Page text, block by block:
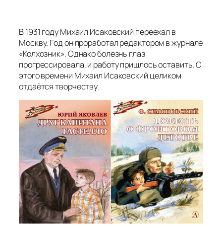
В 1931 году Михаил Исаковский переехал в
Москву. Год он проработал редактором в журнале
«Колхозник». Однако болезнь глаз
прогрессировала, и работу пришлось оставить. С
этого времени Михаил Исаковский целиком
отдаётся творчеству.